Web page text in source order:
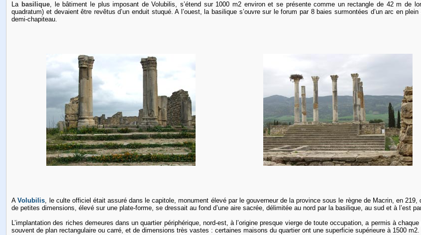
La basilique, le bâtiment le plus imposant de Volubilis, s’étend sur 1000 m2 environ et se présente comme un rectangle de 42 m de
quadratum) et devaient être revêtus d’un enduit stuqué. A l’ouest, la basilique s’ouvre sur le forum par 8 baies surmontées d’un arc en
demi-chapiteau.
AVolubilis, le culte officiel était assuré dans le capitole, monument élevé par le gouverneur de la province sous le règne de Macrin, en
de petites dimensions, élevé sur une plate-forme, se dressait au fond d’une aire sacrée, délimitée au nord par la basilique, au sud et à l’est
L’implantation des riches demeures dans un quartier périphérique, nord-est, à l’origine presque vierge de toute occupation, a permis à
souvent de plan rectangulaire ou carré, et de dimensions très vastes : certaines maisons du quartier ont une superficie supérieure à 1500 m2.